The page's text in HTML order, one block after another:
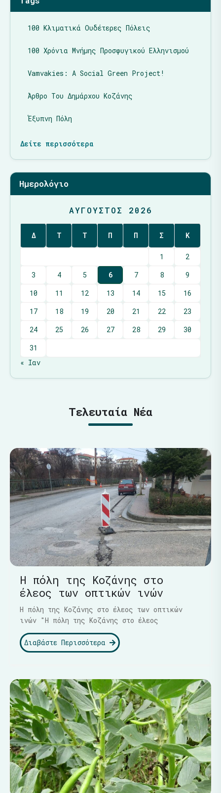
100 Κλιματικά Ουδέτερες Πόλεις
100 Χρόνια Μνήμης Προσφυγικού Ελληνισμού
Vamvakies: A Social Green Project!
Άρθρο Του Δημάρχου Κοζάνης
Έξυπνη Πόλη
Δείτε περισσότερα
Ημερολόγιο
ΑΎΓΟΥΣΤΟΣ 2026
Δ Τ Τ Π Π Σ Κ
1
2
3
4 5 6 7 8
9
10
11 12 13 14 15
16
17
18 19 20 21 22
23
24
25 26 27 28 29
30
31
« Ιαν
Τελευταία Νέα
Η πόλη της Κοζάνης στο
έλεος των οπτικών ινών
Η πόλη της Κοζάνης στο έλεος των οπτικών
ινών "Η πόλη της Κοζάνης στο έλεος
Διαβάστε Περισσότερα